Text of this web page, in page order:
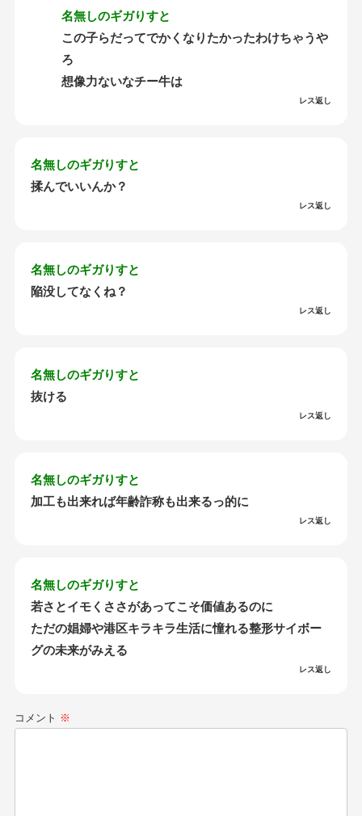
名無しのギガりすと
この子らだってでかくなりたかったわけちゃうや
ろ
想像力ないなチー牛は
レス返し
名無しのギガりすと
揉んでいいんか？
レス返し
名無しのギガりすと
陥没してなくね？
レス返し
名無しのギガりすと
抜ける
レス返し
名無しのギガりすと
加工も出来れば年齢詐称も出来るっ的に
レス返し
名無しのギガりすと
若さとイモくささがあってこそ価値あるのに
ただの娼婦や港区キラキラ生活に憧れる整形サイボー
グの未来がみえる
レス返し
コメント ※